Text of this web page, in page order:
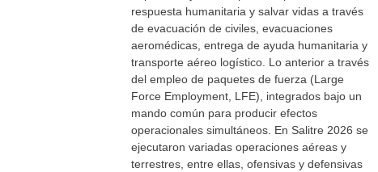
respuesta humanitaria y salvar vidas a través
de evacuación de civiles, evacuaciones
aeromédicas, entrega de ayuda humanitaria y
transporte aéreo logístico. Lo anterior a través
del empleo de paquetes de fuerza (Large
Force Employment, LFE), integrados bajo un
mando común para producir efectos
operacionales simultáneos. En Salitre 2026 se
ejecutaron variadas operaciones aéreas y
terrestres, entre ellas, ofensivas y defensivas